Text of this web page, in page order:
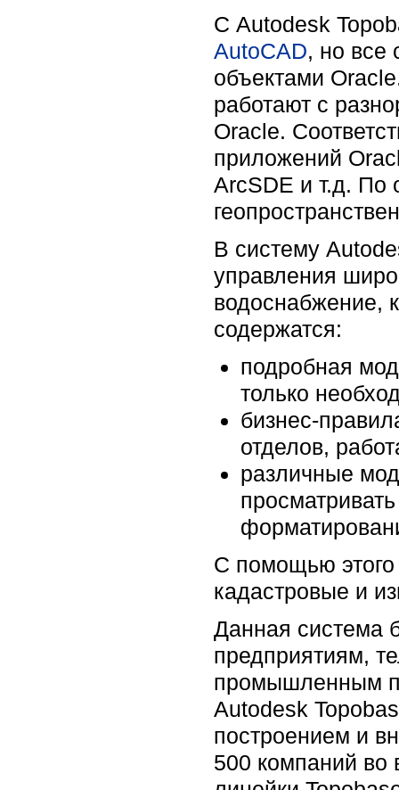
С Autodesk
AutoCAD, но все
объектами
работают с
Oracle.
приложений
ArcSDE и т.д. По
В систему
управления
водоснабжение,
содержатся:
подробная
только
бизнес-
отделов,
различные
С помощью этого
кадастровые и
Данная система
предприятиям,
промышленным
Autodesk
построением и
500 компаний